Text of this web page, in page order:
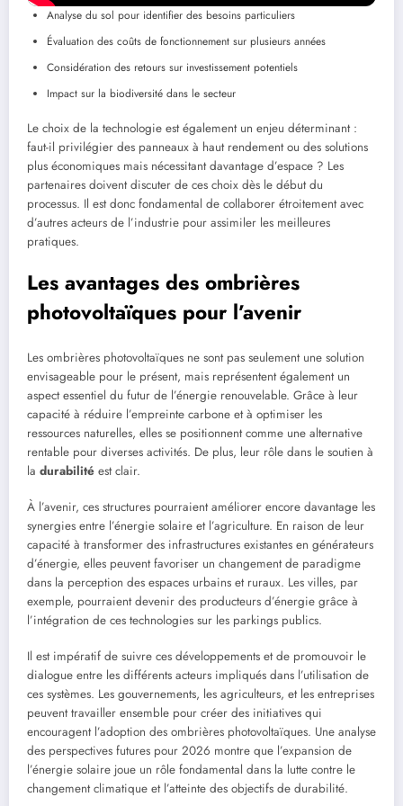
Analyse du sol pour identifier des besoins particuliers
Évaluation des coûts de fonctionnement sur plusieurs années
Considération des retours sur investissement potentiels
Impact sur la biodiversité dans le secteur
Le choix de la technologie est également un enjeu déterminant :
faut-il privilégier des panneaux à haut rendement ou des solutions
plus économiques mais nécessitant davantage d’espace ? Les
partenaires doivent discuter de ces choix dès le début du
processus. Il est donc fondamental de collaborer étroitement avec
d’autres acteurs de l’industrie pour assimiler les meilleures
pratiques.
Les avantages des ombrières
photovoltaïques pour l’avenir
Les ombrières photovoltaïques ne sont pas seulement une solution
envisageable pour le présent, mais représentent également un
aspect essentiel du futur de l’énergie renouvelable. Grâce à leur
capacité à réduire l’empreinte carbone et à optimiser les
ressources naturelles, elles se positionnent comme une alternative
rentable pour diverses activités. De plus, leur rôle dans le soutien à
la durabilité est clair.
À l’avenir, ces structures pourraient améliorer encore davantage les
synergies entre l’énergie solaire et l’agriculture. En raison de leur
capacité à transformer des infrastructures existantes en générateurs
d’énergie, elles peuvent favoriser un changement de paradigme
dans la perception des espaces urbains et ruraux. Les villes, par
exemple, pourraient devenir des producteurs d’énergie grâce à
l’intégration de ces technologies sur les parkings publics.
Il est impératif de suivre ces développements et de promouvoir le
dialogue entre les différents acteurs impliqués dans l’utilisation de
ces systèmes. Les gouvernements, les agriculteurs, et les entreprises
peuvent travailler ensemble pour créer des initiatives qui
encouragent l’adoption des ombrières photovoltaïques. Une analyse
des perspectives futures pour 2026 montre que l’expansion de
l’énergie solaire joue un rôle fondamental dans la lutte contre le
changement climatique et l’atteinte des objectifs de durabilité.